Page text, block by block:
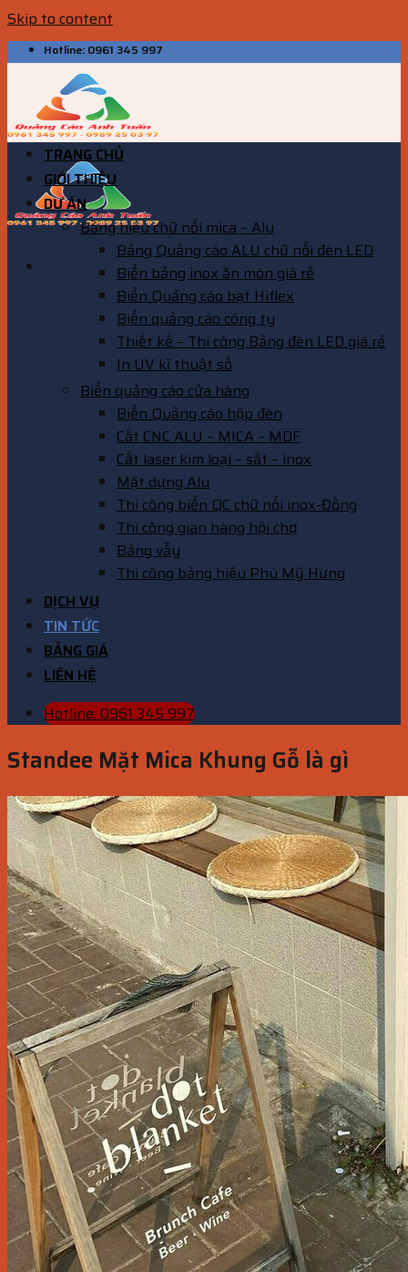
Skip to content
Hotline: 0961 345 997
TRANG CHỦ
GIỚI THIỆU
DỰ ÁN
Bảng hiệu chữ nổi mica – Alu
Bảng Quảng cáo ALU chữ nổi đèn LED
Biển bảng inox ăn mòn giá rẻ
Biển Quảng cáo bạt Hiflex
Biển quảng cáo công ty
Thiết kế – Thi công Bảng đèn LED giá rẻ
In UV kĩ thuật số
Biển quảng cáo cửa hàng
Biển Quảng cáo hộp đèn
Cắt CNC ALU – MICA – MDF
Cắt laser kim loại – sắt – inox
Mặt dựng Alu
Thi công biển QC chữ nổi inox-Đồng
Thi công gian hàng hội chợ
Bảng vẫy
Thi công bảng hiệu Phú Mỹ Hưng
DỊCH VỤ
TIN TỨC
BẢNG GIÁ
LIÊN HỆ
Hotline: 0961 345 997
Standee Mặt Mica Khung Gỗ là gì